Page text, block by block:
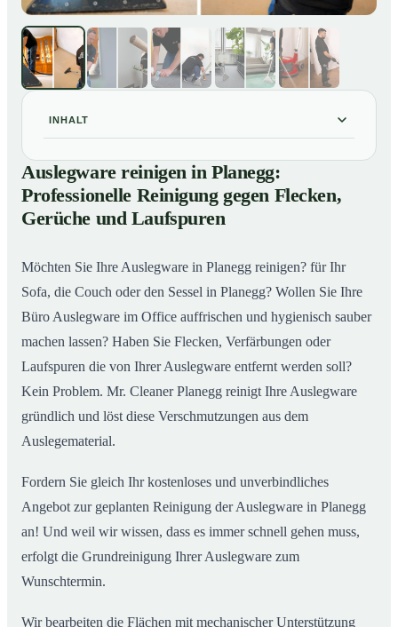
INHALT
01 Auslegware reinigen in Planegg: Professionelle
Reinigung gegen Flecken, Gerüche und Laufspuren
02 So wird Auslegware in Planegg professionell gereinigt
Auslegware reinigen in Planegg:
Professionelle Reinigung gegen Flecken,
Gerüche und Laufspuren
Möchten Sie Ihre Auslegware in Planegg reinigen? für Ihr
Sofa, die Couch oder den Sessel in Planegg? Wollen Sie Ihre
Büro Auslegware im Office auffrischen und hygienisch sauber
machen lassen? Haben Sie Flecken, Verfärbungen oder
Laufspuren die von Ihrer Auslegware entfernt werden soll?
Kein Problem. Mr. Cleaner Planegg reinigt Ihre Auslegware
gründlich und löst diese Verschmutzungen aus dem
Auslegematerial.
Fordern Sie gleich Ihr kostenloses und unverbindliches
Angebot zur geplanten Reinigung der Auslegware in Planegg
an! Und weil wir wissen, dass es immer schnell gehen muss,
erfolgt die Grundreinigung Ihrer Auslegware zum
Wunschtermin.
Wir bearbeiten die Flächen mit mechanischer Unterstützung